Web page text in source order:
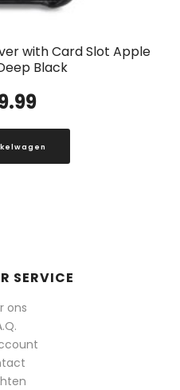
with Card Slot Apple
Black
SERVICE
ons